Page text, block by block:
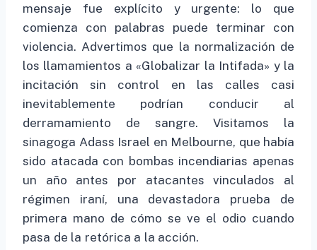
mensaje fue explícito y urgente: lo que
comienza con palabras puede terminar con
violencia. Advertimos que la normalización de
los llamamientos a «Globalizar la Intifada» y la
incitación sin control en las calles casi
inevitablemente podrían conducir al
derramamiento de sangre. Visitamos la
sinagoga Adass Israel en Melbourne, que había
sido atacada con bombas incendiarias apenas
un año antes por atacantes vinculados al
régimen iraní, una devastadora prueba de
primera mano de cómo se ve el odio cuando
pasa de la retórica a la acción.